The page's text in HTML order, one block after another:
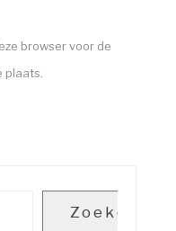
browser voor de
Zoeken